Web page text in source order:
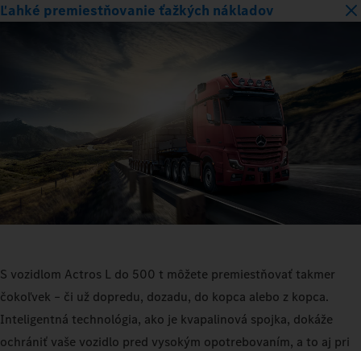
Ľahké premiestňovanie ťažkých nákladov
S vozidlom Actros L do 500 t môžete premiestňovať takmer
čokoľvek – či už dopredu, dozadu, do kopca alebo z kopca.
Inteligentná technológia, ako je kvapalinová spojka, dokáže
ochrániť vaše vozidlo pred vysokým opotrebovaním, a to aj pri